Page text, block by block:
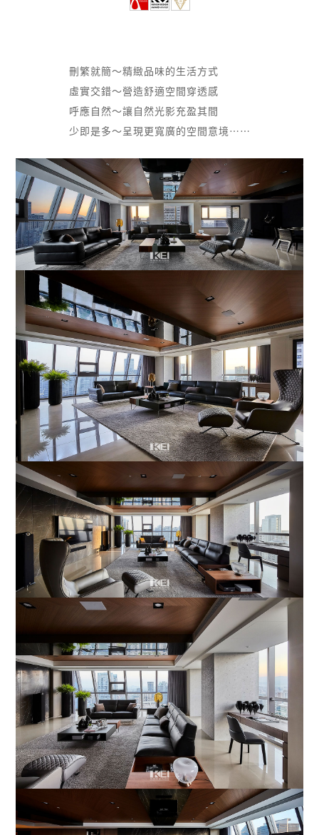
刪繁就簡～精緻品味的生活方式
虛實交錯～營造舒適空間穿透感
呼應自然～讓自然光影充盈其間
少即是多～呈現更寬廣的空間意境⋯⋯